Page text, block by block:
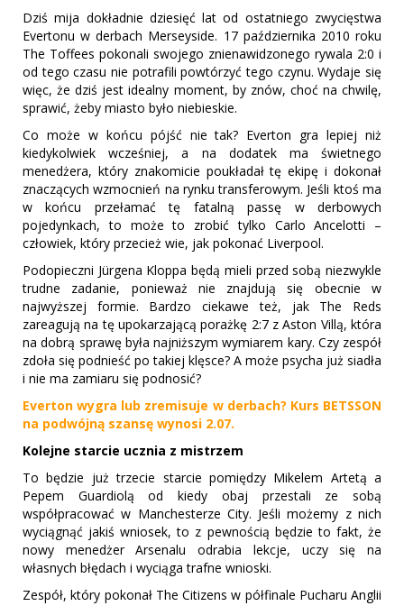
Dziś mija dokładnie dziesięć lat od ostatniego zwycięstwa
Evertonu w derbach Merseyside. 17 października 2010 roku
The Toffees pokonali swojego znienawidzonego rywala 2:0 i
od tego czasu nie potrafili powtórzyć tego czynu. Wydaje się
więc, że dziś jest idealny moment, by znów, choć na chwilę,
sprawić, żeby miasto było niebieskie.
Co może w końcu pójść nie tak? Everton gra lepiej niż
kiedykolwiek wcześniej, a na dodatek ma świetnego
menedżera, który znakomicie poukładał tę ekipę i dokonał
znaczących wzmocnień na rynku transferowym. Jeśli ktoś ma
w końcu przełamać tę fatalną passę w derbowych
pojedynkach, to może to zrobić tylko Carlo Ancelotti –
człowiek, który przecież wie, jak pokonać Liverpool.
Podopieczni Jürgena Kloppa będą mieli przed sobą niezwykle
trudne zadanie, ponieważ nie znajdują się obecnie w
najwyższej formie. Bardzo ciekawe też, jak The Reds
zareagują na tę upokarzającą porażkę 2:7 z Aston Villą, która
na dobrą sprawę była najniższym wymiarem kary. Czy zespół
zdoła się podnieść po takiej klęsce? A może psycha już siadła
i nie ma zamiaru się podnosić?
Everton wygra lub zremisuje w derbach? Kurs BETSSON
na podwójną szansę wynosi 2.07.
Kolejne starcie ucznia z mistrzem
To będzie już trzecie starcie pomiędzy Mikelem Artetą a
Pepem Guardiolą od kiedy obaj przestali ze sobą
współpracować w Manchesterze City. Jeśli możemy z nich
wyciągnąć jakiś wniosek, to z pewnością będzie to fakt, że
nowy menedżer Arsenalu odrabia lekcje, uczy się na
własnych błędach i wyciąga trafne wnioski.
Zespół, który pokonał The Citizens w półfinale Pucharu Anglii